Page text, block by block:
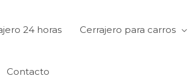
24 horas Cerrajero para carros
Contacto